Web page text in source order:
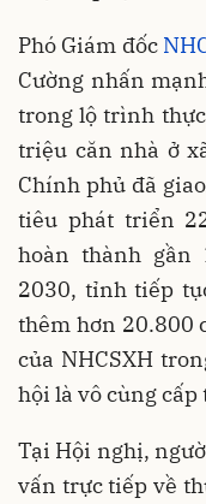
Phó Giám đốc
Cường nhấn
trong lộ trình
triệu căn nhà ở
Chính phủ đã
tiêu phát triển
hoàn thành gần
2030, tỉnh tiếp
thêm hơn 20.800
của NHCSXH
hội là vô cùng cấp
Tại Hội nghị,
vấn trực tiếp về